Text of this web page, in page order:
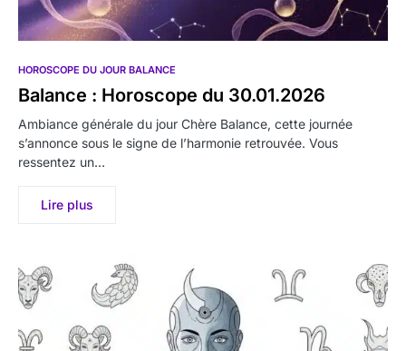
HOROSCOPE DU JOUR BALANCE
Balance : Horoscope du 30.01.2026
Ambiance générale du jour Chère Balance, cette journée
s’annonce sous le signe de l’harmonie retrouvée. Vous
ressentez un…
Lire plus